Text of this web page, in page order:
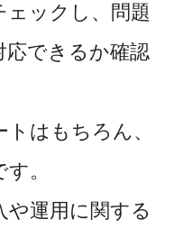
ェックし、問題
応できるか確認
はもちろん、
。
や運用に関する